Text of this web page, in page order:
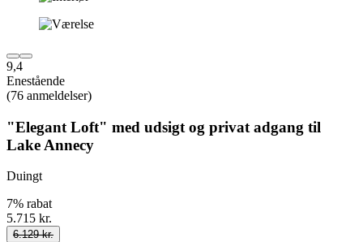
9,4
Enestående
(76 anmeldelser)
"Elegant Loft" med udsigt og privat adgang til
Lake Annecy
Duingt
7% rabat
5.715 kr.
6.129 kr.